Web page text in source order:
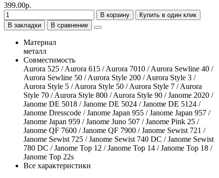
399.00р.
В корзину
Купить в один клик
В закладки
В сравнение
Материал
металл
Совместимость
Aurora 525 / Aurora 615 / Aurora 7010 / Aurora Sewline 40 /
Aurora Sewline 50 / Aurora Style 200 / Aurora Style 3 /
Aurora Style 5 / Aurora Style 50 / Aurora Style 7 / Aurora
Style 70 / Aurora Style 800 / Aurora Style 90 / Janome 2020 /
Janome DE 5018 / Janome DE 5024 / Janome DE 5124 /
Janome Dresscode / Janome Japan 955 / Janome Japan 957 /
Janome Japan 959 / Janome Juno 507 / Janome Pink 25 /
Janome QF 7600 / Janome QF 7900 / Janome Sewist 721 /
Janome Sewist 725 / Janome Sewist 740 DC / Janome Sewist
780 DC / Janome Top 12 / Janome Top 14 / Janome Top 18 /
Janome Top 22s
Все характеристики